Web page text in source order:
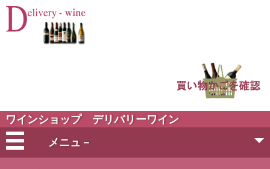
ワインショップ デリバリーワイン
メニュ－